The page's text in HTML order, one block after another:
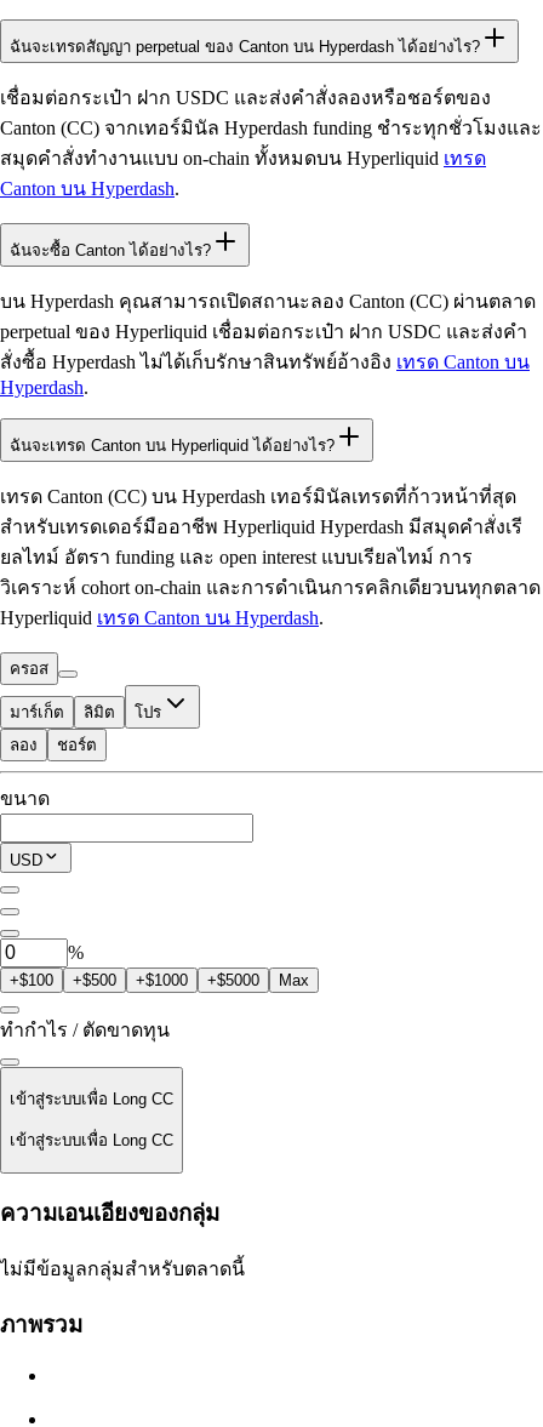
ฉันจะเทรดสัญญา perpetual ของ Canton บน Hyperdash ได้อย่างไร?
เชื่อมต่อกระเป๋า ฝาก USDC และส่งคำสั่งลองหรือชอร์ตของ
Canton (CC) จากเทอร์มินัล Hyperdash funding ชำระทุกชั่วโมงและ
สมุดคำสั่งทำงานแบบ on-chain ทั้งหมดบน Hyperliquid เทรด
Canton บน Hyperdash.
ฉันจะซื้อ Canton ได้อย่างไร?
บน Hyperdash คุณสามารถเปิดสถานะลอง Canton (CC) ผ่านตลาด
perpetual ของ Hyperliquid เชื่อมต่อกระเป๋า ฝาก USDC และส่งคำ
สั่งซื้อ Hyperdash ไม่ได้เก็บรักษาสินทรัพย์อ้างอิง เทรด Canton บน
Hyperdash.
ฉันจะเทรด Canton บน Hyperliquid ได้อย่างไร?
เทรด Canton (CC) บน Hyperdash เทอร์มินัลเทรดที่ก้าวหน้าที่สุด
สำหรับเทรดเดอร์มืออาชีพ Hyperliquid Hyperdash มีสมุดคำสั่งเรี
ยลไทม์ อัตรา funding และ open interest แบบเรียลไทม์ การ
วิเคราะห์ cohort on-chain และการดำเนินการคลิกเดียวบนทุกตลาด
Hyperliquid เทรด Canton บน Hyperdash.
ครอส
มาร์เก็ต ลิมิต โปร
ที่ใช้เทรดได้
$0.00
โพซิชันปัจจุบัน
0 CC
ลอง ชอร์ต
ขนาด
USD
%
+$100 +$500 +$1000 +$5000 Max
ทำกำไร / ตัดขาดทุน
เข้าสู่ระบบเพื่อ Long CC
เข้าสู่ระบบเพื่อ Long CC
ราคาชำระ
ไม่มีข้อมูล
ความเอนเอียงของกลุ่ม
ไม่มีข้อมูลกลุ่มสำหรับตลาดนี้
ภาพรวม